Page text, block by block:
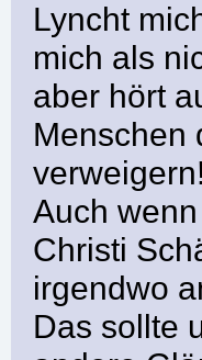
Lyncht
mich als
aber hört
Menschen
Auch
Christi
irgendwo
Das sollte